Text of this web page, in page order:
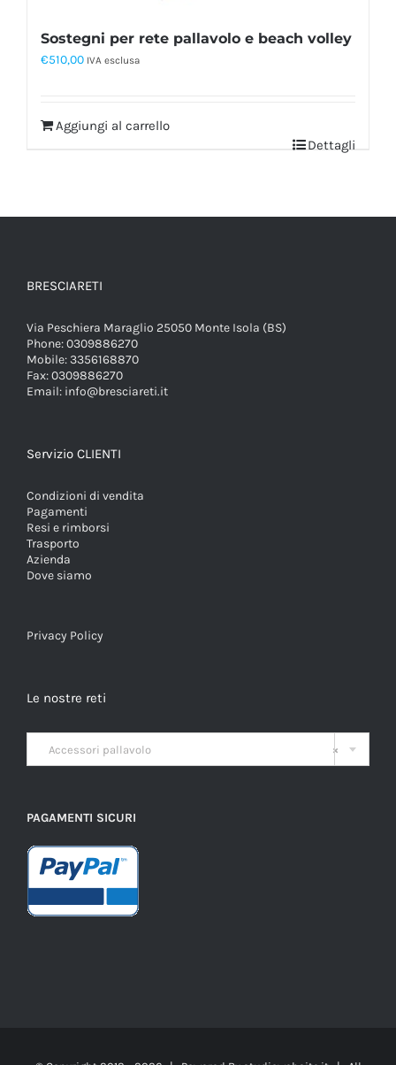
Sostegni per rete pallavolo e beach volley
€510,00 IVA esclusa
Aggiungi al carrello
Dettagli
BRESCIARETI
Via Peschiera Maraglio 25050 Monte Isola (BS)
Phone:0309886270
Mobile:3356168870
Fax:0309886270
Email: info@bresciareti.it
Servizio CLIENTI
Condizioni di vendita
Pagamenti
Resi e rimborsi
Trasporto
Azienda
Dove siamo
Privacy Policy
Le nostre reti

×
Accessori pallavolo
PAGAMENTI SICURI